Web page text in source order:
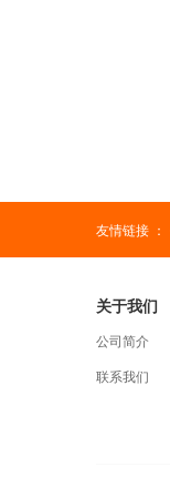
友情链接 ：
关于我们
公司简介
联系我们